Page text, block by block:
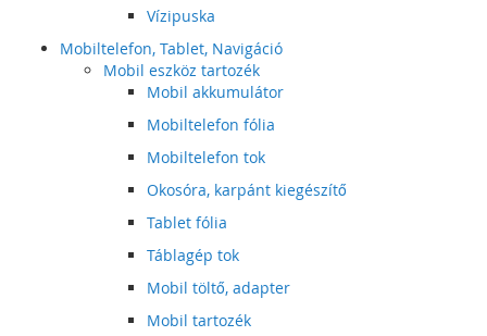
Vízipuska
Mobiltelefon, Tablet, Navigáció
Mobil eszköz tartozék
Mobil akkumulátor
Mobiltelefon fólia
Mobiltelefon tok
Okosóra, karpánt kiegészítő
Tablet fólia
Táblagép tok
Mobil töltő, adapter
Mobil tartozék